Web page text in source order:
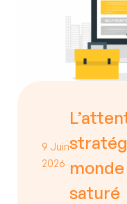
9 Juin
2026
saturé
Structurer
Tous